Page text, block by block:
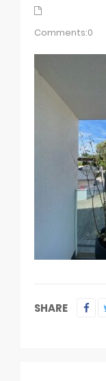
Comments:0
SHARE